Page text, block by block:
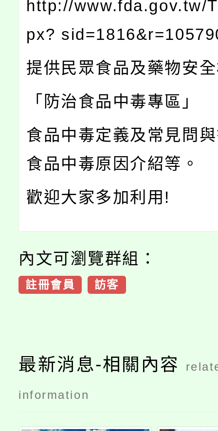
http://www.fda.gov.tw/
px?
提供民眾食品及藥物安
「防治食品中毒專區」
食品中毒定義及常見問
食品中毒原因介紹等。
歡迎大家多加利用!
內文可瀏覽群組：
註冊會員 訪客
最新消息-相關內容
information